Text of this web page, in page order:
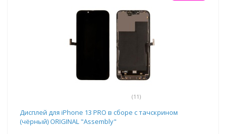
(11)
Дисплей для iPhone 13 PRO в сборе с тачскрином
(чёрный) ORIGINAL "Assembly"